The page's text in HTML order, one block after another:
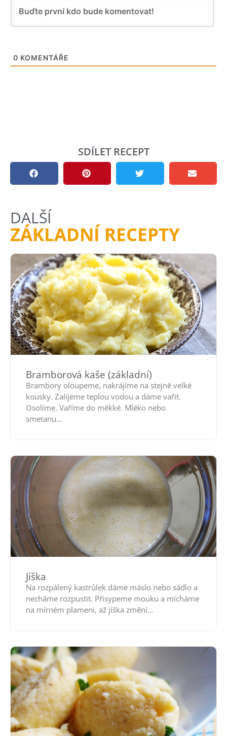
0 KOMENTÁŘE
SDÍLET RECEPT
DALŠÍ
ZÁKLADNÍ RECEPTY
Bramborová kaše (základní)
Brambory oloupeme, nakrájíme na stejně velké
kousky. Zalijeme teplou vodou a dáme vařit.
Osolíme. Vaříme do měkké. Mléko nebo
smetanu...
Jíška
Na rozpálený kastrůlek dáme máslo nebo sádlo a
necháme rozpustit. Přisypeme mouku a mícháme
na mírném plameni, až jíška změní...